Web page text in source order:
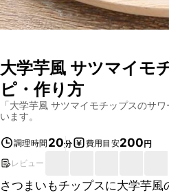
大学芋風 サツマイモ
ピ・作り方
「大学芋風 サツマイモチップスのサ
います。
調理時間 20分 費用目安200円
レビュー
さつまいもチップスに大学芋